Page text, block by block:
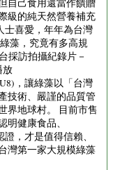
自己食用還當作饋贈
級的純天然營養補充
士喜愛，年年為台灣
藻，究竟有多高規
採訪拍攝紀錄片－
放
，讓綠藻以「台灣
技術、嚴謹的品質管
界地球村。 目前市售
健康食品、
，才是值得信賴、
灣第一家大規模綠藻